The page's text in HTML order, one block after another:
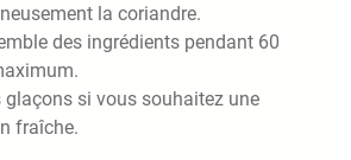
la coriandre.
des ingrédients pendant 60
glaçons si vous souhaitez une
fraîche.